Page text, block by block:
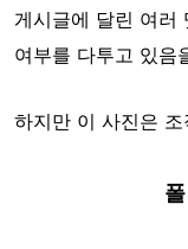
게시글에 달린 여러
여부를 다투고 있음
하지만 이 사진은